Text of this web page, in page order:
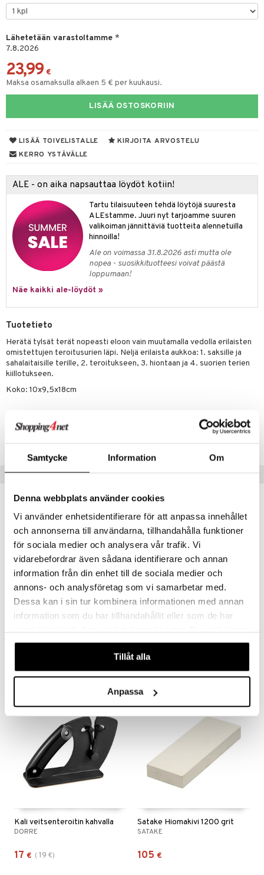
Samtycke Information Om
Denna webbplats använder cookies
Vi använder enhetsidentifierare för att anpassa innehållet
och annonserna till användarna, tillhandahålla funktioner
för sociala medier och analysera vår trafik. Vi
vidarebefordrar även sådana identifierare och annan
information från din enhet till de sociala medier och
annons- och analysföretag som vi samarbetar med.
Dessa kan i sin tur kombinera informationen med annan
information som du har tillhandahållit eller som de har
våra cookies vid fortsatt användande av vår webbplats.
Tillåt alla
Anpassa
Lähetetään varastoltamme *
7.8.2026
23,99 €
Maksa osamaksulla alkaen 5 € per kuukausi.
LISÄÄ OSTOSKORIIN
LISÄÄ TOIVELISTALLE
KIRJOITA ARVOSTELU
KERRO YSTÄVÄLLE
ALE - on aika napsauttaa löydöt kotiin!
Tartu tilaisuuteen tehdä löytöjä suuresta
ALEstamme. Juuri nyt tarjoamme suuren
valikoiman jännittäviä tuotteita alennetuilla
hinnoilla!
Ale on voimassa 31.8.2026 asti mutta ole
nopea - suosikkituotteesi voivat päästä
loppumaan!
Näe kaikki ale-löydöt »
Tuotetieto
Herätä tylsät terät nopeasti eloon vain muutamalla vedolla erilaisten
omistettujen teroitusurien läpi. Neljä erilaista aukkoa: 1. saksille ja
sahalaitaisille terille, 2. teroitukseen, 3. hiontaan ja 4. suorien terien
kiillotukseen.
Koko: 10x9,5x18cm
Tuotenumero
31,99
Kali veitsenteroitin kahvalla
DORRE
17 € ( 19 €)
Satake Hiomakivi 1200 grit
SATAKE
105 €
& Vihannesveitset
sisustus
tarvikkeita
tekstiilit
koristelu
säilytys
tekstiilit
Saalit
& Tyynyliinat
& Peitot
& Koukut
& Veistokset
& Lyhdyt
& Hyllyt
& Koukut
& Korit
tekstiilit
tekstiilit
& Tyynyliinat
& Peitot